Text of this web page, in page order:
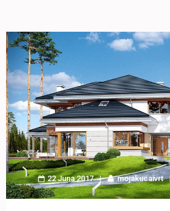
22 Juna 2017 mojakucaivrt